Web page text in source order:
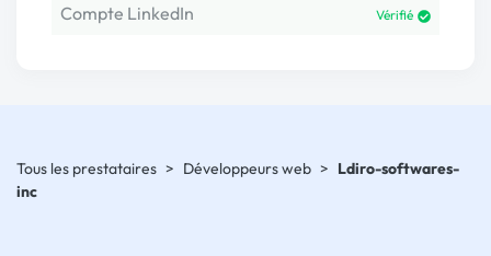
Compte LinkedIn Vérifié
Tous les prestataires > Développeurs web > Ldiro-softwares-
inc